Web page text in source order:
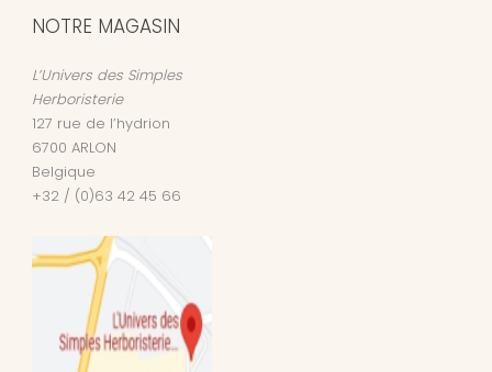
NOTRE MAGASIN
L’Univers des Simples
Herboristerie
127 rue de l’hydrion
6700 ARLON
Belgique
+32 / (0)63 42 45 66